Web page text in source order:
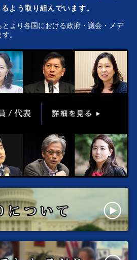
よう取り組んでいます。
より各国における政府・議会・メデ
。